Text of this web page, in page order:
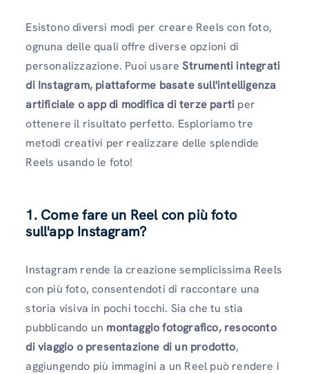
Esistono diversi modi per creare Reels con foto,
ognuna delle quali offre diverse opzioni di
personalizzazione. Puoi usareStrumenti integrati
di Instagram, piattaforme basate sull'intelligenza
artificiale o app di modifica di terze parti per
ottenere il risultato perfetto. Esploriamo tre
metodi creativi per realizzare delle splendide
Reels usando le foto!
1. Come fare un Reel con più foto
sull'app Instagram?
Instagram rende la creazione semplicissima Reels
con più foto, consentendoti di raccontare una
storia visiva in pochi tocchi. Sia che tu stia
pubblicando un montaggio fotografico, resoconto
di viaggio o presentazione di un prodotto,
aggiungendo più immagini a un Reel può rendere i